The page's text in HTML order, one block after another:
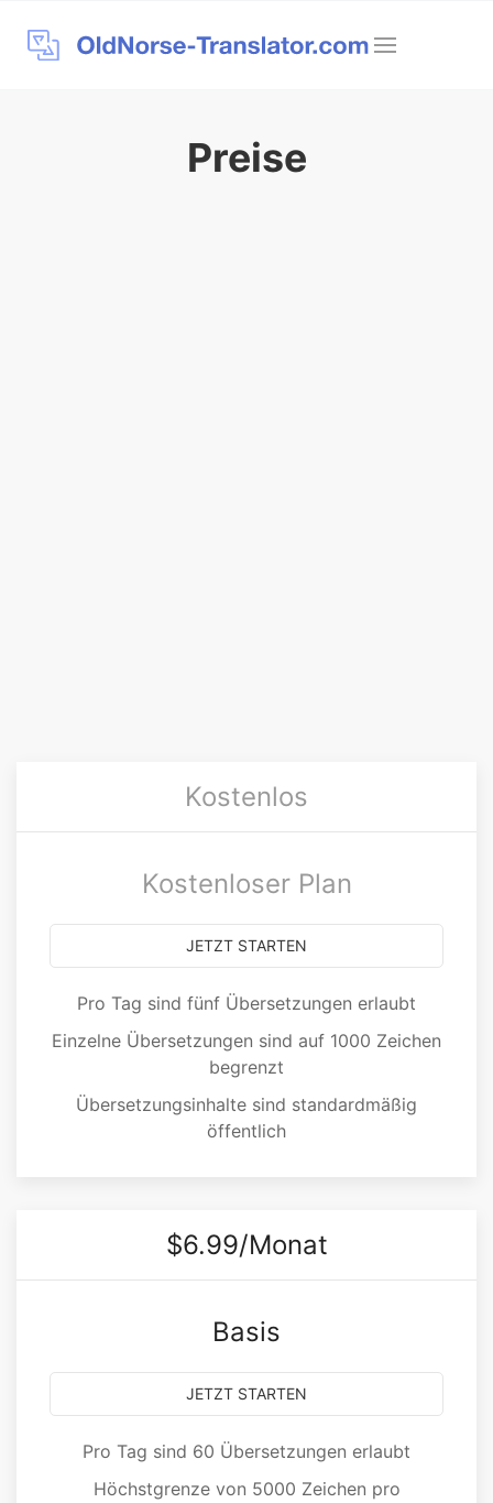
Preise
Kostenlos
Kostenloser Plan
JETZT STARTEN
Pro Tag sind fünf Übersetzungen erlaubt
Einzelne Übersetzungen sind auf 1000 Zeichen
begrenzt
Übersetzungsinhalte sind standardmäßig
öffentlich
$6.99/Monat
Basis
JETZT STARTEN
Pro Tag sind 60 Übersetzungen erlaubt
Höchstgrenze von 5000 Zeichen pro